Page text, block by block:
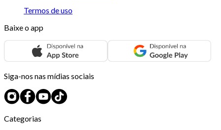
Termos de uso
Baixe o app
Siga-nos nas mídias sociais
Categorias